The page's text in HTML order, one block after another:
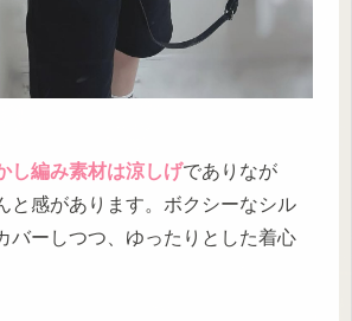
し編み素材は涼しげでありなが
と感があります。ボクシーなシル
バーしつつ、ゆったりとした着心